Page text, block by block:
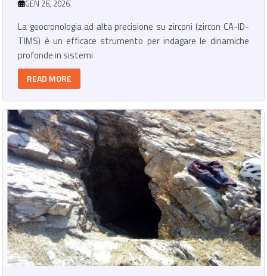
GEN 26, 2026
La geocronologia ad alta precisione su zirconi (zircon CA-ID-
TIMS) è un efficace strumento per indagare le dinamiche
profonde in sistemi
READ MORE